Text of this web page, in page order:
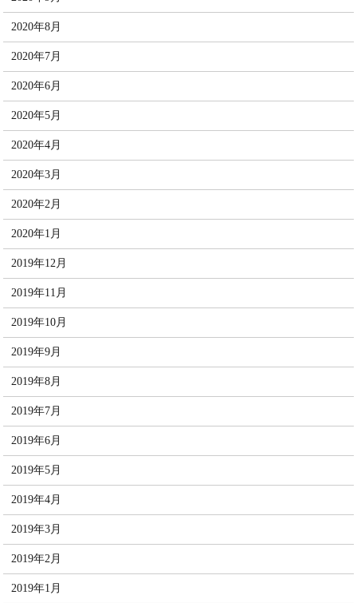
2020年8月
2020年7月
2020年6月
2020年5月
2020年4月
2020年3月
2020年2月
2020年1月
2019年12月
2019年11月
2019年10月
2019年9月
2019年8月
2019年7月
2019年6月
2019年5月
2019年4月
2019年3月
2019年2月
2019年1月